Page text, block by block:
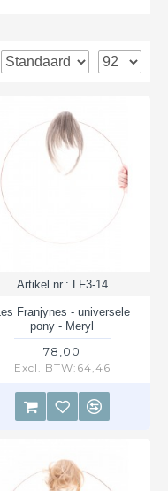
Artikel nr.: LF3-14
Les Franjynes - universele
pony - Meryl
78,00
Excl. BTW:64,46